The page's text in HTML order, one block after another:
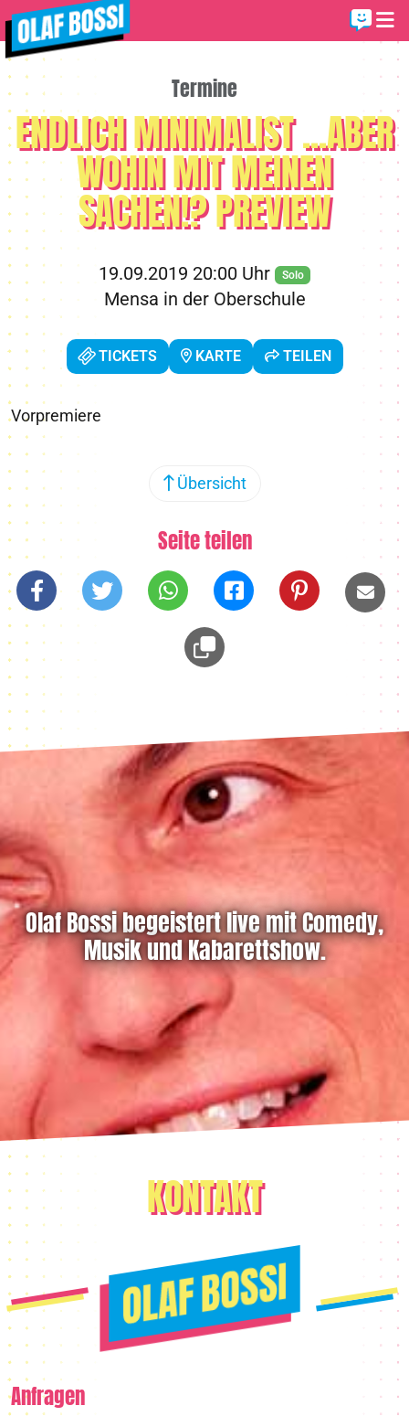
Termine
ENDLICH MINIMALIST ...ABER
WOHIN MIT MEINEN
SACHEN!? PREVIEW
19.09.2019 20:00 Uhr Solo
Mensa in der Oberschule
TICKETS KARTE TEILEN
Vorpremiere
Übersicht
Seite teilen
Olaf Bossi begeistert live mit Comedy,
Musik und Kabarettshow.
KONTAKT
Anfragen